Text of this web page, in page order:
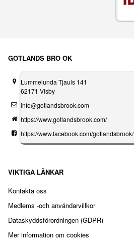
GOTLANDS BRO OK
Lummelunda Tjauls 141
62171 Visby
info@gotlandsbrook.com
https://www.gotlandsbrook.com/
https://www.facebook.com/gotlandsbrook/
VIKTIGA LÄNKAR
Kontakta oss
Medlems -och användarvillkor
Dataskyddsförordningen (GDPR)
Mer information om cookies